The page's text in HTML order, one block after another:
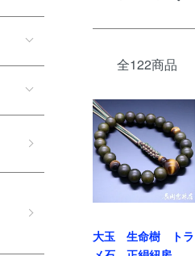
全122商品
大玉 生命樹 トラ